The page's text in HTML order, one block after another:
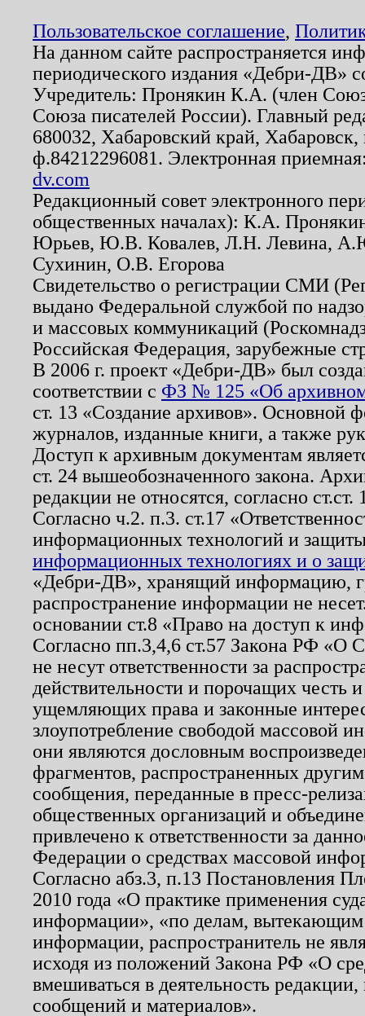
Пользовательское соглашение,
На данном сайте распространяется
периодического издания «Дебри-ДВ»
Учредитель: Пронякин К.А. (член
Союза писателей России). Главный
680032, Хабаровский край,
ф.84212296081. Электронная
dv.com
Редакционный совет электронного
общественных началах): К.А.
Юрьев, Ю.В. Ковалев, Л.Н. Левина,
Сухинин, О.В. Егорова
Свидетельство о регистрации СМИ
выдано Федеральной службой по
и массовых коммуникаций
Российская Федерация, зарубежные
В 2006 г. проект «Дебри-ДВ» был
соответствии с ФЗ № 125 «Об
ст. 13 «Создание архивов». Основной
журналов, изданные книги, а также
Доступ к архивным документам
ст. 24 вышеобозначенного закона.
редакции не относятся, согласно
Согласно ч.2. п.3. ст.17
информационных технологий и
информационных технологиях и о
«Дебри-ДВ», хранящий информацию,
распространение информации не
основании ст.8 «Право на доступ к
Согласно пп.3,4,6 ст.57 Закона РФ «О
не несут ответственности за
действительности и порочащих честь
ущемляющих права и законные
злоупотребление свободой массовой
они являются дословным
фрагментов, распространенных
сообщения, переданные в пресс-
общественных организаций и
привлечено к ответственности за
Федерации о средствах массовой
Согласно абз.3, п.13 Постановления
2010 года «О практике применения
информации», «по делам, вытекающим
информации, распространитель не
исходя из положений Закона РФ «О
вмешиваться в деятельность
сообщений и материалов».